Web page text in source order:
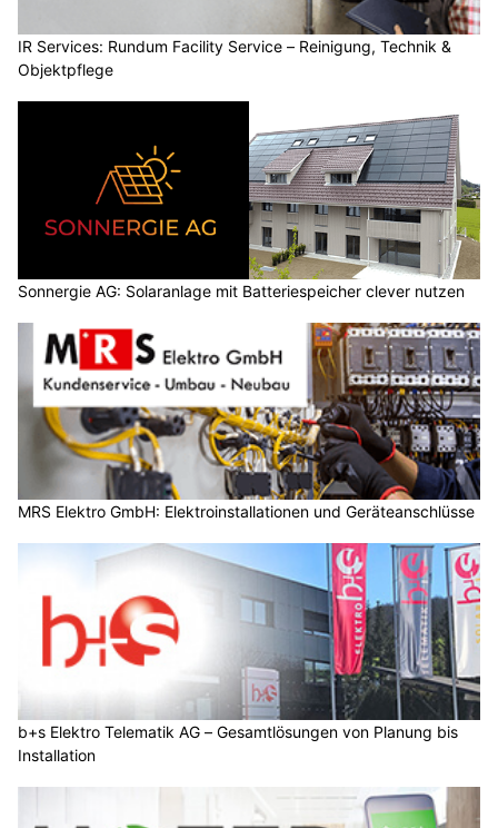
IR Services: Rundum Facility Service – Reinigung, Technik &
Objektpflege
Sonnergie AG: Solaranlage mit Batteriespeicher clever nutzen
MRS Elektro GmbH: Elektroinstallationen und Geräteanschlüsse
b+s Elektro Telematik AG – Gesamtlösungen von Planung bis
Installation